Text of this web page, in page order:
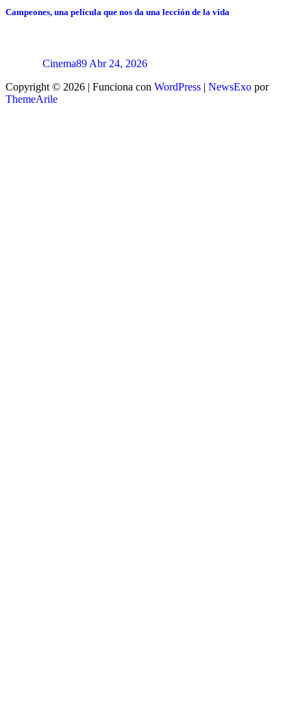
Campeones, una película que nos da una lección de la vida
Cinema89 Abr 24, 2026
Copyright © 2026 | Funciona con WordPress | NewsExo por
ThemeArile